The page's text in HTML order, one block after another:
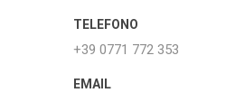
TELEFONO
+39 0771 772 353
EMAIL